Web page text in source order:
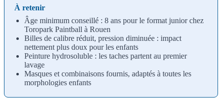
À retenir
Âge minimum conseillé : 8 ans pour le format junior chez
Toropark Paintball à Rouen
Billes de calibre réduit, pression diminuée : impact
nettement plus doux pour les enfants
Peinture hydrosoluble : les taches partent au premier
lavage
Masques et combinaisons fournis, adaptés à toutes les
morphologies enfants